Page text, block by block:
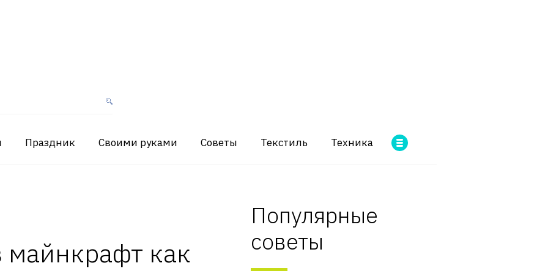
Праздник Своими руками Советы Текстиль Техника
майнкрафт как
Популярные
советы